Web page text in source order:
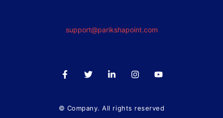
support@parikshapoint.com
© Company. All rights reserved